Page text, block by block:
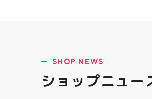
SHOP NEWS
ショップニュー